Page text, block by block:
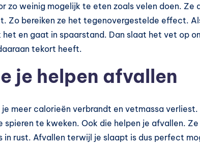
zo weinig mogelijk te eten zoals velen doen. Ze
Zo bereiken ze het tegenovergestelde effect.
en gaat in spaarstand. Dan slaat het vet op
tekort heeft.
je helpen afvallen
meer calorieën verbrandt en vetmassa
spieren te kweken. Ook die helpen je afvallen.
in rust. Afvallen terwijl je slaapt is dus perfect